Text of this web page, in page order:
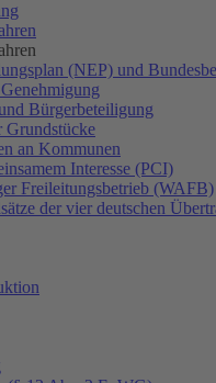
(NEP) und
Bürgerbeteiligung
Grundstücke
an Kommunen
Interesse (PCI)
Freileitungsbetrieb (WAFB)
der vier deutschen